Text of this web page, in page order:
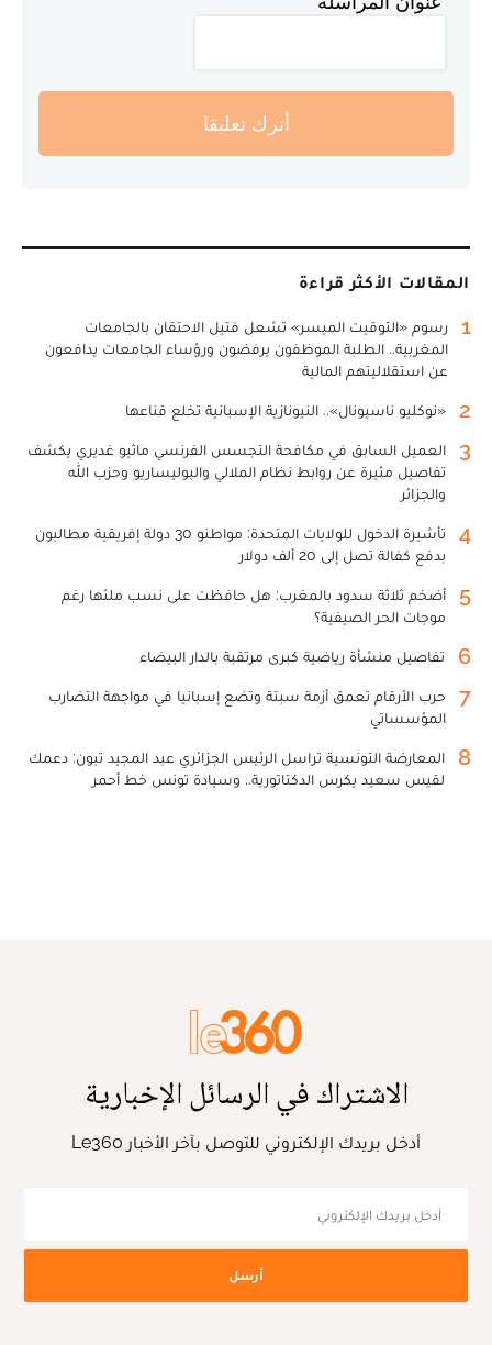
أترك تعليقا
المقالات الأكثر قراءة
1
رسوم «التوقيت الميسر» تشعل فتيل الاحتقان بالجامعات
المغربية.. الطلبة الموظفون يرفضون ورؤساء الجامعات يدافعون
عن استقلاليتهم المالية
2 «نوكليو ناسيونال».. النيونازية الإسبانية تخلع قناعها
3
العميل السابق في مكافحة التجسس الفرنسي ماثيو غديري يكشف
تفاصيل مثيرة عن روابط نظام الملالي والبوليساريو وحزب الله
والجزائر
4
تأشيرة الدخول للولايات المتحدة: مواطنو 30 دولة إفريقية مطالبون
بدفع كفالة تصل إلى 20 ألف دولار
5
أضخم ثلاثة سدود بالمغرب: هل حافظت على نسب ملئها رغم
موجات الحر الصيفية؟
6 تفاصيل منشأة رياضية كبرى مرتقبة بالدار البيضاء
7
حرب الأرقام تعمق أزمة سبتة وتضع إسبانيا في مواجهة التضارب
المؤسساتي
8
المعارضة التونسية تراسل الرئيس الجزائري عبد المجيد تبون: دعمك
لقيس سعيد يكرس الدكتاتورية.. وسيادة تونس خط أحمر
الاشتراك في الرسائل الإخبارية
أدخل بريدك الإلكتروني للتوصل بآخر الأخبار Le360
أرسل